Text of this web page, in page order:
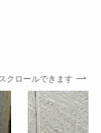
スクロールできます